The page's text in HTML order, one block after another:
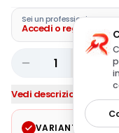
Sei un professionista?
Accedi o registra la
1
Vedi descrizione
VARIANTE